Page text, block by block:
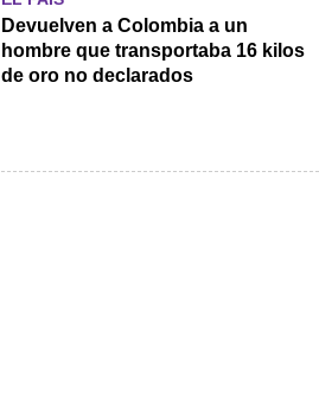
Devuelven a Colombia a un
hombre que transportaba 16 kilos
de oro no declarados